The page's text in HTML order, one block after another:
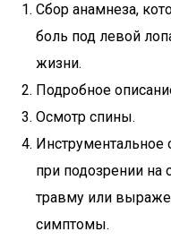
Сбор анамнеза,
боль под левой
жизни.
Подробное
Осмотр спины.
Инструментальное
при подозрении
травму или
симптомы.